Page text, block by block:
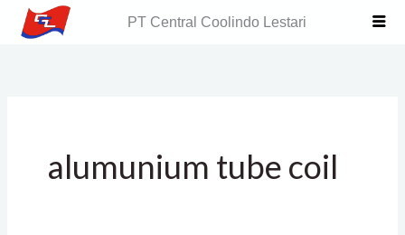
PT Central Coolindo Lestari
alumunium tube coil